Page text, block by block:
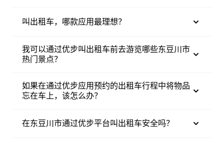
叫出租车，哪款应用最理想？
我可以通过优步叫出租车前去游览哪些东豆川市
热门景点？
如果在通过优步应用预约的出租车行程中将物品
忘在车上，该怎么办？
在东豆川市通过优步平台叫出租车安全吗？